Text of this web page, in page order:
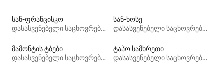
სან-ფრანცისკო
დასასვენებელი საცხოვრებლები
სან-ხოსე
დასასვენებელი საცხოვრებლები
მამონტის ტბები
დასასვენებელი საცხოვრებლები
ტაჰო სამხრეთი
დასასვენებელი საცხოვრებლები